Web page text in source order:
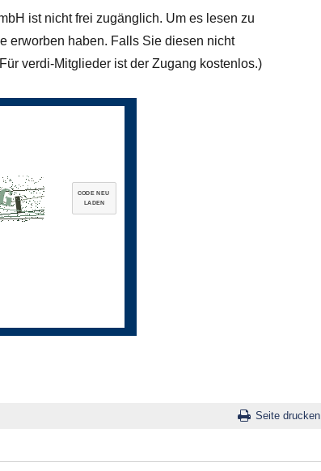
ist nicht frei zugänglich. Um es lesen zu
erworben haben. Falls Sie diesen nicht
verdi-Mitglieder ist der Zugang kostenlos.)
CODE NEU
LADEN
Seite drucken